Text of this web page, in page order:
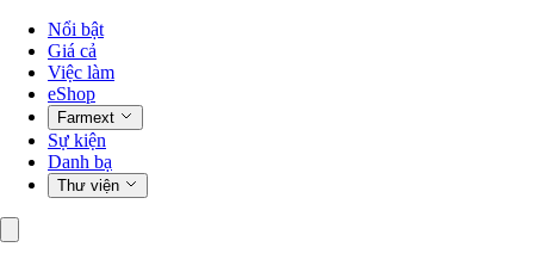
Nổi bật
Giá cả
Việc làm
eShop
Farmext
Sự kiện
Danh bạ
Thư viện